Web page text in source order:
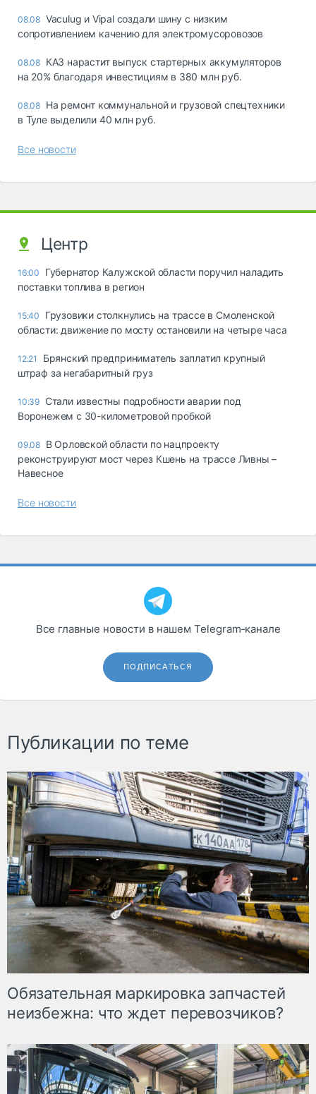
08.08 Vaculug и Vipal создали шину с низким
сопротивлением качению для электромусоровозов
08.08 КАЗ нарастит выпуск стартерных аккумуляторов
на 20% благодаря инвестициям в 380 млн руб.
08.08 На ремонт коммунальной и грузовой спецтехники
в Туле выделили 40 млн руб.
Все новости
Центр
16:00
Губернатор Калужской области поручил наладить
поставки топлива в регион
15:40
Грузовики столкнулись на трассе в Смоленской
области: движение по мосту остановили на четыре часа
12:21
Брянский предприниматель заплатил крупный
штраф за негабаритный груз
10:39 Стали известны подробности аварии под
Воронежем с 30-километровой пробкой
09.08 В Орловской области по нацпроекту
реконструируют мост через Кшень на трассе Ливны –
Навесное
Все новости
Все главные новости в нашем Telegram‑канале
ПОДПИСАТЬСЯ
Публикации по теме
Обязательная маркировка запчастей
неизбежна: что ждет перевозчиков?